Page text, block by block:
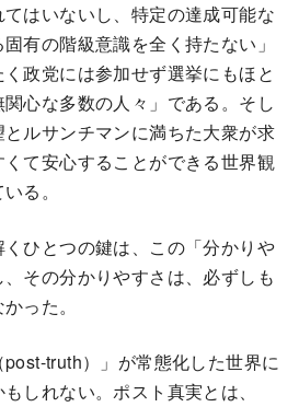
てはいないし、特定の達成可能な
有の階級意識を全く持たない」
政党には参加せず選挙にもほと
心な多数の人々」である。そし
ルサンチマンに満ちた大衆が求
て安心することができる世界観
る。
ひとつの鍵は、この「分かりや
その分かりやすさは、必ずしも
った。
truth）」が常態化した世界に
しれない。ポスト真実とは、